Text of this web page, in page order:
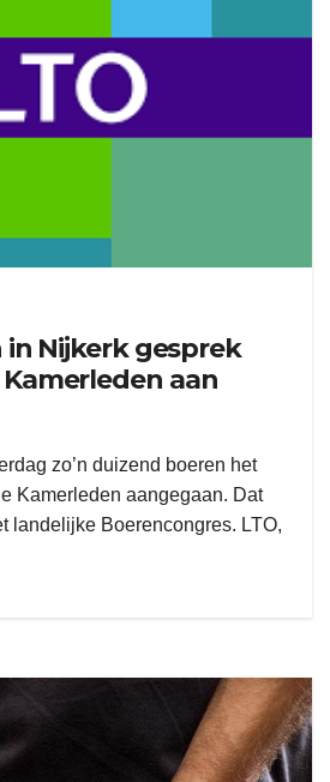
in Nijkerk gesprek
aan
zo’n duizend boeren het
Kamerleden aangegaan. Dat
landelijke Boerencongres. LTO,